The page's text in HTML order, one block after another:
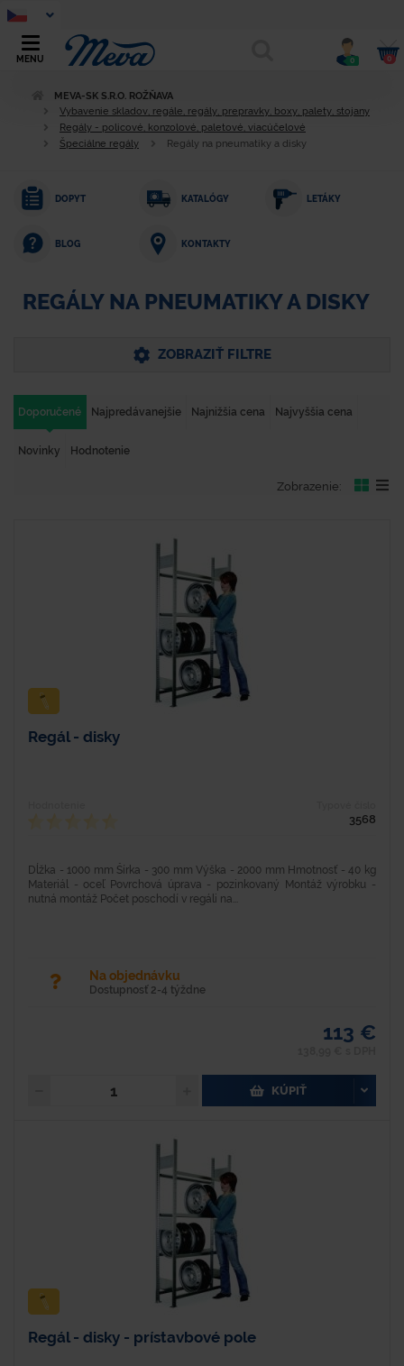
MENU 0 0
MEVA-SK S.R.O. ROŽŇAVA
Vybavenie skladov, regále, regály, prepravky, boxy, palety, stojany
Regály - policové, konzolové, paletové, viacúčelové
Špeciálne regály
Regály na pneumatiky a disky
DOPYT KATALÓGY LETÁKY
BLOG KONTAKTY
REGÁLY NA PNEUMATIKY A DISKY
ZOBRAZIŤ FILTRE
Doporučené Najpredávanejšie Najnižšia cena Najvyššia cena
Novinky Hodnotenie
Zobrazenie:
Regál - disky
3568
Dĺžka - 1000 mm Šírka - 300 mm Výška - 2000 mm Hmotnosť - 40 kg
Materiál - oceľ Povrchová úprava - pozinkovaný Montáž výrobku -
nutná montáž Počet poschodí v regáli na...
Na objednávku
Dostupnosť 2-4 týždne
113 €
KÚPIŤ
Regál - disky - prístavbové pole